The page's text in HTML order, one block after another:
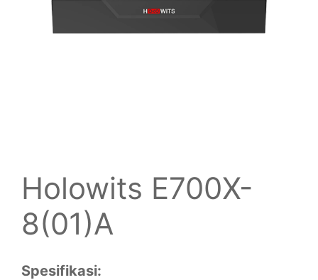
Holowits E700X-
8(01)A
Spesifikasi: